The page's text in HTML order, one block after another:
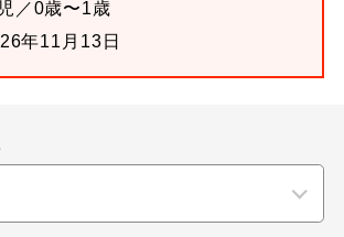
／0歳〜1歳
年11月13日